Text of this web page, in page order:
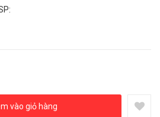
vào giỏ hàng